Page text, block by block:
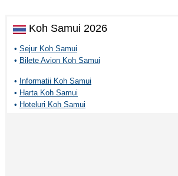
Koh Samui 2026
• Sejur Koh Samui
• Bilete Avion Koh Samui
• Informatii Koh Samui
• Harta Koh Samui
• Hoteluri Koh Samui